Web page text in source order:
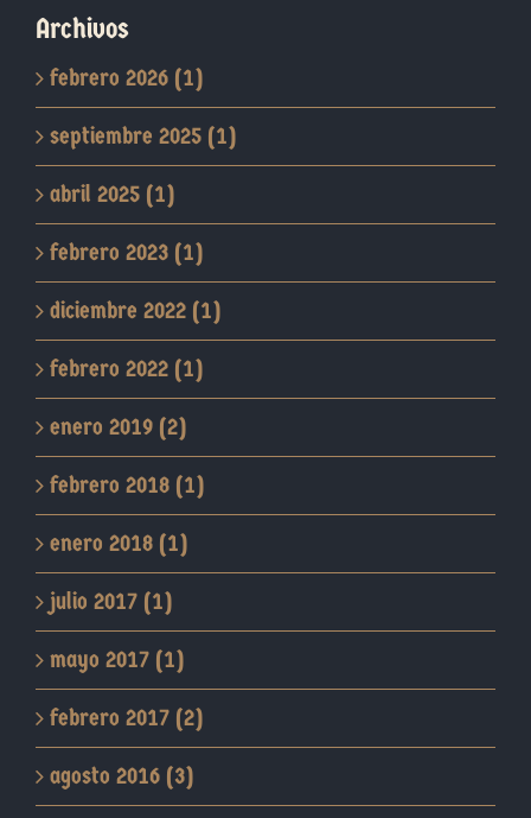
Archivos
febrero 2026 (1)
septiembre 2025 (1)
abril 2025 (1)
febrero 2023 (1)
diciembre 2022 (1)
febrero 2022 (1)
enero 2019 (2)
febrero 2018 (1)
enero 2018 (1)
julio 2017 (1)
mayo 2017 (1)
febrero 2017 (2)
agosto 2016 (3)